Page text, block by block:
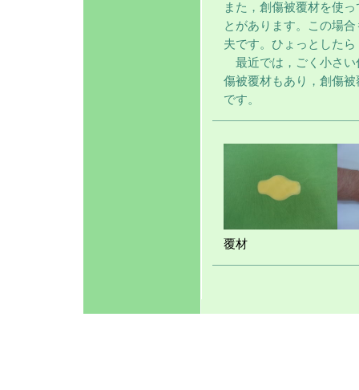
また，創傷被覆材を使
とがあります。この場
夫です。ひょっとした
最近では，ごく小さい
傷被覆材もあり，創傷
です。
覆材